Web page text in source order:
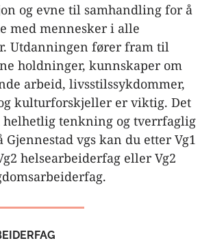
og evne til samhandling for å
med mennesker i alle
Utdanningen fører fram til
holdninger, kunnskaper om
arbeid, livsstilssykdommer,
kulturforskjeller er viktig. Det
tenkning og tverrfaglig
Gjennestad vgs kan du etter Vg1
helsearbeiderfag eller Vg2